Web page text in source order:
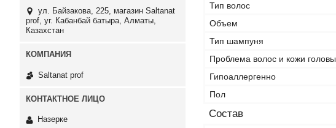
Тип волос
Объем
Тип шампуня
Проблема волос и кожи головы
Гипоаллергенно
Пол
Состав
ул. Байзакова, 225, магазин Saltanat
prof, уг. Кабанбай батыра, Алматы,
Казахстан
Saltanat prof
Назерке